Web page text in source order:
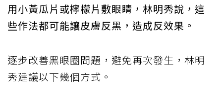
用小黃瓜片或檸檬片敷眼睛，林明秀說，這
些作法都可能讓皮膚反黑，造成反效果。
逐步改善黑眼圈問題，避免再次發生，林明
秀建議以下幾個方式。